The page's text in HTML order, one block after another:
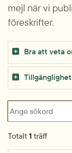
mejl när vi
föreskrifter.
Bra att veta
Sökfråga
Totalt 1 träff